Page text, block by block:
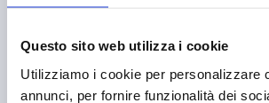
Questo sito web utilizza i cookie
Utilizziamo i cookie per personalizzare
annunci, per fornire funzionalità dei
plus sales tax